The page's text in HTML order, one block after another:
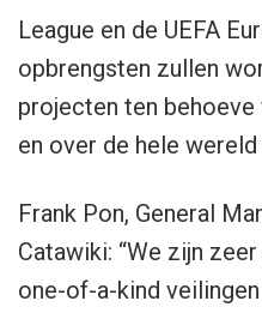
League en de UEFA
opbrengsten zullen
projecten ten behoeve
en over de hele wereld
Frank Pon, General
Catawiki: “We zijn
one-of-a-kind